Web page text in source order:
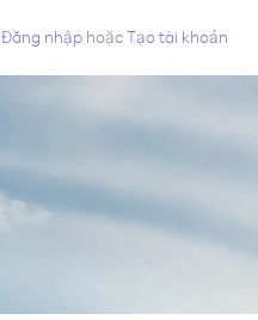
Đăng nhập hoặcTạo tài khoản